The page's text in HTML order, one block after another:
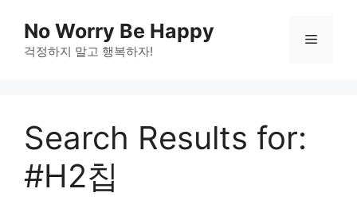
content
No Worry Be Happy
걱정하지 말고 행복하자!
Menu
Search Results for:
#H2칩